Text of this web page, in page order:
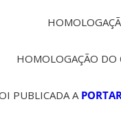
HOMOLOGAÇÃO DO
PUBLICADA A